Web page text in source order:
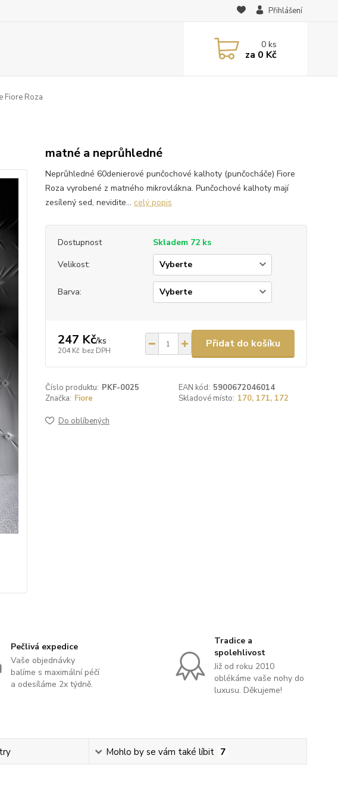
Přihlášení
0ks
za 0 Kč
Fiore Roza
matné a neprůhledné
Neprůhledné 60denierové punčochové kalhoty (punčocháče) Fiore
Roza vyrobené z matného mikrovlákna. Punčochové kalhoty mají
zesílený sed, nevidite... celý popis
Dostupnost
Skladem 72 ks
Velikost:
Barva:
247 Kč/ks
204 Kč bez DPH
Přidat do košíku
Číslo produktu: PKF-0025 EAN kód: 5900672046014
Značka: Fiore Skladové místo: 170, 171, 172
Do oblíbených
Pečlivá expedice
Vaše objednávky
balíme s maximální péčí
a odesíláme 2x týdně.
Tradice a
spolehlivost
Již od roku 2010
oblékáme vaše nohy do
luxusu. Děkujeme!
Mohlo by se vám také líbit 7